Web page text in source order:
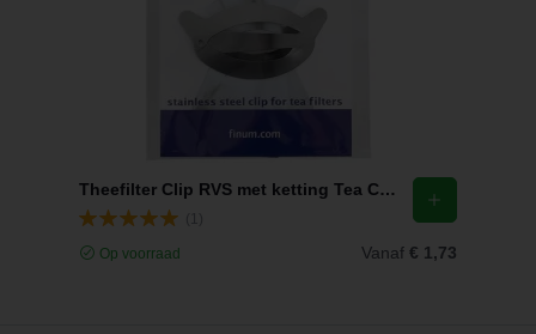
Theefilter Clip RVS met ketting Tea Click Finum
Op voorraad Vanaf € 1,73